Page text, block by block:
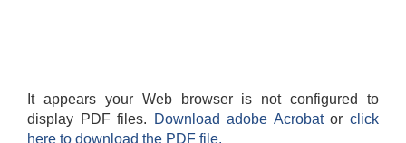
It appears your Web browser is not configured to
display PDF files.
Download adobe Acrobatorclick
here to download the PDF file.